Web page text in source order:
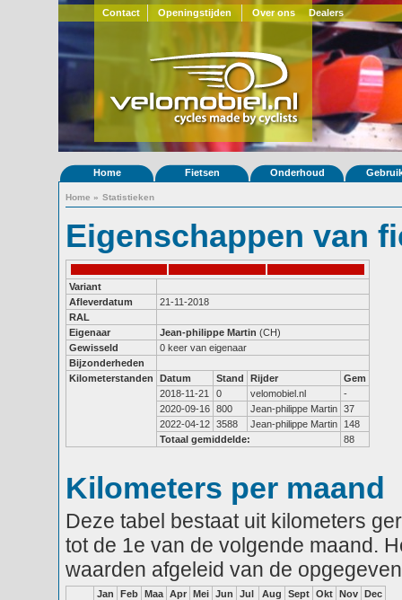
Contact Openingstijden Over ons Dealers
Home Fietsen Onderhoud
Home » Statistieken
Eigenschappen van
Variant
Afleverdatum
21-11-2018
RAL
Eigenaar
Jean-philippe Martin (CH)
Gewisseld
0 keer van eigenaar
Bijzonderheden
Kilometerstanden
Datum Stand Rijder
Gem
2018-11-21
0 velomobiel.nl
-
2020-09-16 800 Jean-philippe Martin 37
2022-04-12 3588 Jean-philippe Martin
148
Totaal gemiddelde:
88
Kilometers per maand
Deze tabel bestaat uit kilometers
tot de 1e van de volgende maand.
waarden afgeleid van de
Jan Feb Maa Apr Mei Jun Jul Aug Sept Okt Nov Dec